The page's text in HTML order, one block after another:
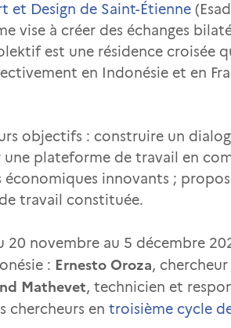
et Design de Saint-Étienne
vise à créer des échanges
est une résidence croisée
en Indonésie et en
objectifs : construire un
une plateforme de travail en
économiques innovants ;
travail constituée.
20 novembre au 5 décembre
: Ernesto Oroza,
Mathevet, technicien et
chercheurs en troisième cycle de